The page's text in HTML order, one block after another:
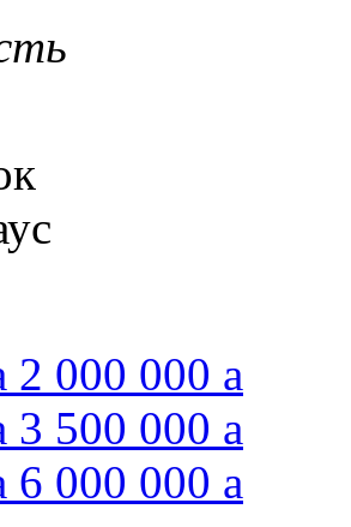
2 000 000 a
3 500 000 a
6 000 000 a